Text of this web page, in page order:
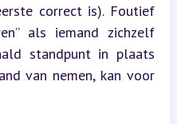
correct is). Foutief
als iemand zichzelf
standpunt in plaats
van nemen, kan voor